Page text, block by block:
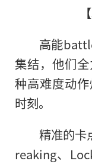
高能
集结，他们
种高难度动
时刻。
精准的卡
reaking、